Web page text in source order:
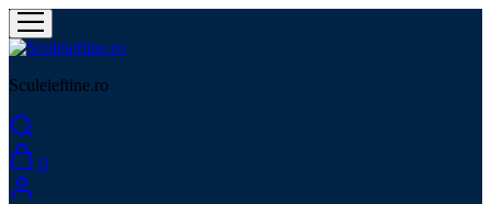
Sculeieftine.ro
0